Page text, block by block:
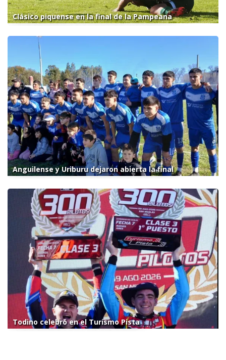
Clásico piquense en la final de la Pampeana
Anguilense y Uriburu dejaron abierta la final
Todino celebró en el Turismo Pista